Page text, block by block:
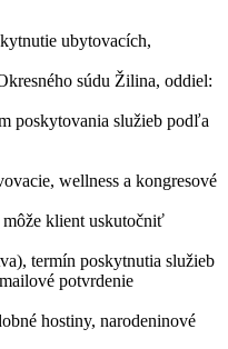
ubytovacích,
súdu Žilina, oddiel:
poskytovania služieb podľa
wellness a kongresové
môže klient uskutočniť
termín poskytnutia služieb
potvrdenie
hostiny, narodeninové